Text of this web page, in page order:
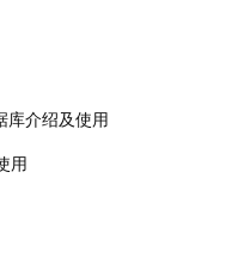
库介绍及使用
用